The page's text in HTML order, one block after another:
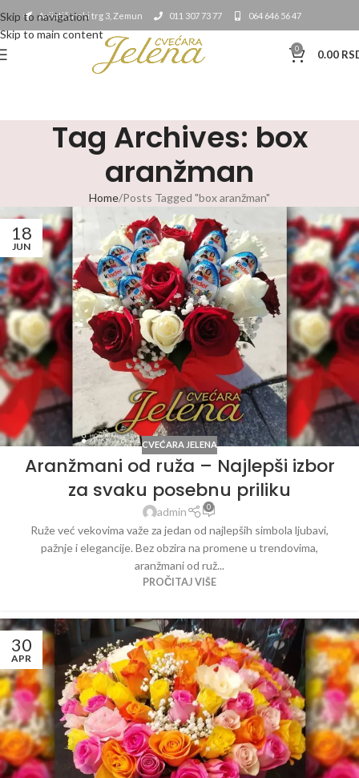
Skip to navigation
Skip to main content
Avijatičarski trg 3, Zemun 011 307 73 77 064 646 56 47
0 0.00
Tag Archives: box
aranžman
Home Posts Tagged "box aranžman"
18
JUN
CVEĆARA JELENA
Aranžmani od ruža – Najlepši izbor
za svaku posebnu priliku
admin 0
Ruže već vekovima važe za jedan od najlepših simbola ljubavi,
pažnje i elegancije. Bez obzira na promene u trendovima,
aranžmani od ruž...
PROČITAJ VIŠE
30
APR